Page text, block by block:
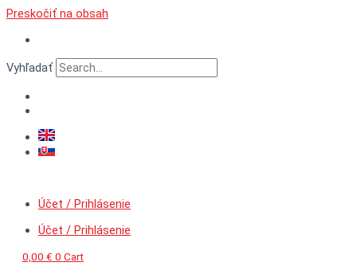
Preskočiť na obsah
Vyhľadať
Účet / Prihlásenie
Účet / Prihlásenie
0,00 € 0 Cart